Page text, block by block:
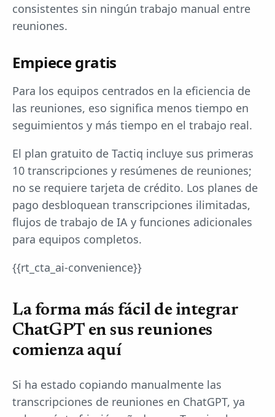
consistentes sin ningún trabajo manual entre
reuniones.
Empiece gratis
Para los equipos centrados en la eficiencia de
las reuniones, eso significa menos tiempo en
seguimientos y más tiempo en el trabajo real.
El plan gratuito de Tactiq incluye sus primeras
10 transcripciones y resúmenes de reuniones;
no se requiere tarjeta de crédito. Los planes de
pago desbloquean transcripciones ilimitadas,
flujos de trabajo de IA y funciones adicionales
para equipos completos.
{{rt_cta_ai-convenience}}
La forma más fácil de integrar
ChatGPT en sus reuniones
comienza aquí
Si ha estado copiando manualmente las
transcripciones de reuniones en ChatGPT, ya